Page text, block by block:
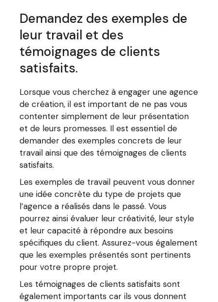
Demandez des exemples de
leur travail et des
témoignages de clients
satisfaits.
Lorsque vous cherchez à engager une agence
de création, il est important de ne pas vous
contenter simplement de leur présentation
et de leurs promesses. Il est essentiel de
demander des exemples concrets de leur
travail ainsi que des témoignages de clients
satisfaits.
Les exemples de travail peuvent vous donner
une idée concrète du type de projets que
l’agence a réalisés dans le passé. Vous
pourrez ainsi évaluer leur créativité, leur style
et leur capacité à répondre aux besoins
spécifiques du client. Assurez-vous également
que les exemples présentés sont pertinents
pour votre propre projet.
Les témoignages de clients satisfaits sont
également importants car ils vous donnent